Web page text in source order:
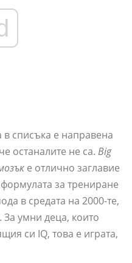
списъка е направена
останалите не са. Big
е отлично заглавие
за трениране
в средата на 2000-те,
умни деца, които
си IQ, това е играта,